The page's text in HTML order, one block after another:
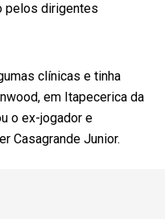
pelos dirigentes
clínicas e tinha
em Itapecerica da
o ex-jogador e
Casagrande Junior.